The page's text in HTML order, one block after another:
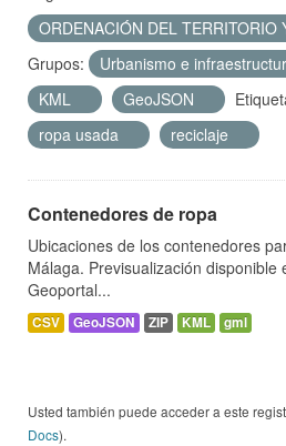
ORDENACIÓN DEL TERRITORIO
Grupos:
Urbanismo e
KML
GeoJSON
ropa usada
reciclaje
Contenedores de ropa
Ubicaciones de los contenedores
Málaga. Previsualización disponible
Geoportal...
CSV GeoJSON ZIP KML gml
Usted también puede acceder a este
Docs).